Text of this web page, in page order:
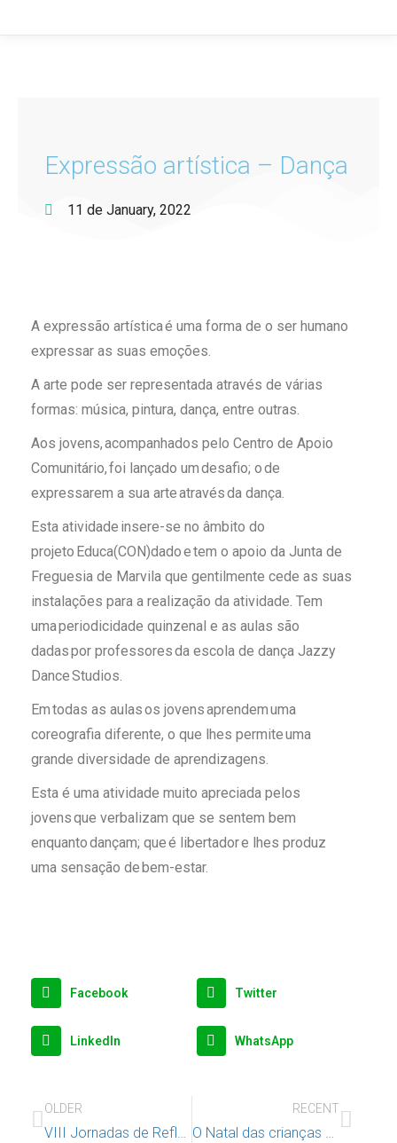
Expressão artística – Dança
11 de January, 2022
A expressão artística é uma forma de o ser humano
expressar as suas emoções.
A arte pode ser representada através de várias
formas: música, pintura, dança, entre outras.
Aos jovens, acompanhados pelo Centro de Apoio
Comunitário, foi lançado um desafio; o de
expressarem a sua arte através da dança.
Esta atividade insere-se no âmbito do
projeto Educa(CON)dado e tem o apoio da Junta de
Freguesia de Marvila que gentilmente cede as suas
instalações para a realização da atividade. Tem
uma periodicidade quinzenal e as aulas são
dadas por professores da escola de dança Jazzy
Dance Studios.
Em todas as aulas os jovens aprendem uma
coreografia diferente, o que lhes permite uma
grande diversidade de aprendizagens.
Esta é uma atividade muito apreciada pelos
jovens que verbalizam que se sentem bem
enquanto dançam; que é libertador e lhes produz
uma sensação de bem-estar.
Facebook Twitter
LinkedIn WhatsApp
OLDER RECENT